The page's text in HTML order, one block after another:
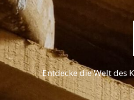
Entdecke die Welt des